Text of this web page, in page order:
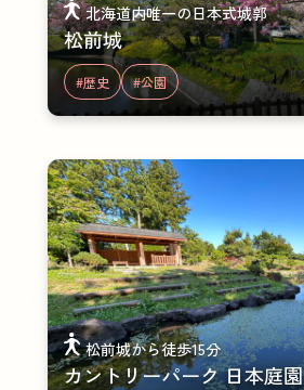
北海道内唯一の日本式城郭
松前城
#歴史 #公園
松前城から徒歩15分
カントリーパーク 日本庭園